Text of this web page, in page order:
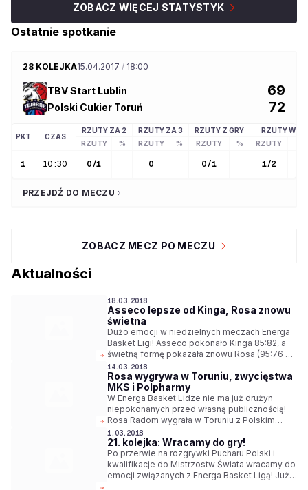
ZOBACZ WIĘCEJ STATYSTYK
Ostatnie spotkanie
28 KOLEJKA15.04.2017 / 18:00
TBV Start Lublin 69
Polski Cukier Toruń 72
PKT CZAS
RZUTY ZA 2 RZUTY ZA 3 RZUTY Z GRY
RZUTY
RZUTY
% RZUTY % RZUTY % RZUTY
1 10:30 0/1 0 0/1 1/2
PRZEJDŹ DO MECZU
ZOBACZ MECZ PO MECZU
Aktualności
18.03.2018
Asseco lepsze od Kinga, Rosa znowu
świetna
Dużo emocji w niedzielnych meczach Energa
Basket Ligi! Asseco pokonało Kinga 85:82, a
świetną formę pokazała znowu Rosa (95:76 z
MKS). W innych spotkaniach wygrywały ekipy
PGE Turowa (88:76 z Polpharmą), Stelmetu
Enei BC (88:65 z GTK) i AZS (117:106 po
dogrywce z Miastem Szkła).
14.03.2018
Rosa wygrywa w Toruniu, zwycięstwa
MKS i Polpharmy
W Energa Basket Lidze nie ma już drużyn
niepokonanych przed własną publicznością!
Rosa Radom wygrała w Toruniu z Polskim
Cukrem 78:72. W innych środowych meczach
zwycięstwa zanotowały MKS Dąbrowa
Górnicza (107:85 z PGE Turowem) oraz
Polpharma Starogard Gdański (78:71 z
Miastem Szkła).
1.03.2018
21. kolejka: Wracamy do gry!
Po przerwie na rozgrywki Pucharu Polski i
kwalifikacje do Mistrzostw Świata wracamy do
emocji związanych z Energa Basket Ligą! Już